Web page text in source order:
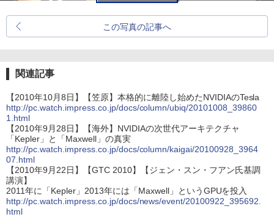
この写真の記事へ
関連記事
【2010年10月8日】【笠原】本格的に離陸し始めたNVIDIAのTesla
http://pc.watch.impress.co.jp/docs/column/ubiq/20101008_39860
1.html
【2010年9月28日】【海外】NVIDIAの次世代アーキテクチャ
「Kepler」と「Maxwell」の真実
http://pc.watch.impress.co.jp/docs/column/kaigai/20100928_3964
07.html
【2010年9月22日】【GTC 2010】【ジェン・スン・フアン氏基調
講演】
2011年に「Kepler」2013年には「Maxwell」というGPUを投入
http://pc.watch.impress.co.jp/docs/news/event/20100922_395692.
html